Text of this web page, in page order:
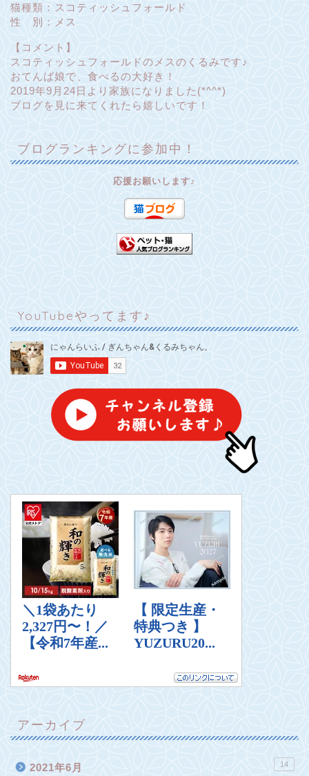
猫種類：スコティッシュフォールド
性 別：メス
【コメント】
スコティッシュフォールドのメスのくるみです♪
おてんば娘で、食べるの大好き！
2019年9月24日より家族になりました(*^^*)
ブログを見に来てくれたら嬉しいです！
ブログランキングに参加中！
応援お願いします♪
YouTubeやってます♪
アーカイブ
2021年6月 14